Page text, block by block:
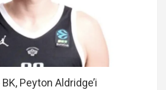
Peyton Aldridge’i